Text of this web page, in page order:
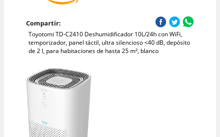
Compartir:
Toyotomi TD-C2410 Deshumidificador 10L/24h con WiFi,
temporizador, panel táctil, ultra silencioso <40 dB, depósito
de 2 l, para habitaciones de hasta 25 m², blanco